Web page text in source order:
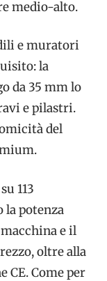
medio-alto.
e muratori
la
da 35 mm lo
e pilastri.
del
113
la potenza
e il
oltre alla
CE. Come per